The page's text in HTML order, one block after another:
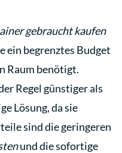
gebraucht kaufen
ein begrenztes Budget
Raum benötigt.
Regel günstiger als
Lösung, da sie
sind die geringeren
und die sofortige